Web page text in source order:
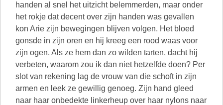
handen al snel het uitzicht belemmerden, maar onder
het rokje dat decent over zijn handen was gevallen
kon Arie zijn bewegingen blijven volgen. Het bloed
gonsde in zijn oren en hij kreeg een rood waas voor
zijn ogen. Als ze hem dan zo wilden tarten, dacht hij
verbeten, waarom zou ik dan niet hetzelfde doen? Per
slot van rekening lag de vrouw van die schoft in zijn
armen en leek ze gewillig genoeg. Zijn hand gleed
naar haar onbedekte linkerheup over haar nylons naar